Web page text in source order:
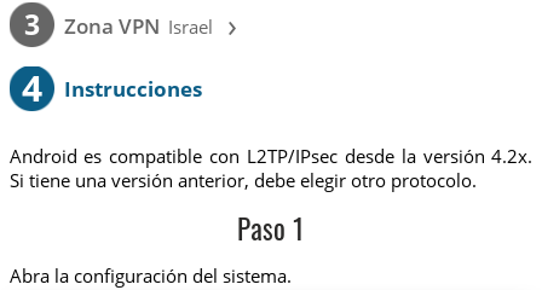
3 Zona VPN Israel ›
4 Instrucciones
Android es compatible con L2TP/IPsec desde la versión 4.2x.
Si tiene una versión anterior, debe elegir otro protocolo.
Paso 1
Abra la configuración del sistema.